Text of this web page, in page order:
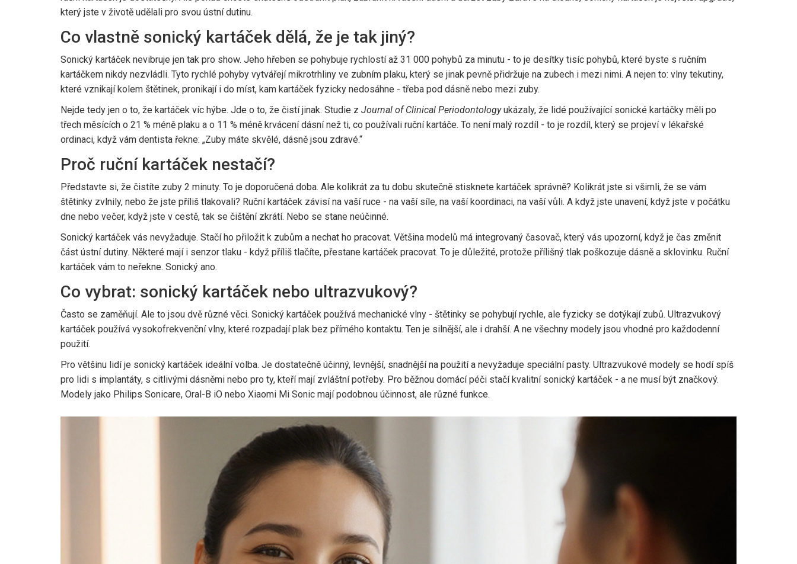
který jste v životě udělali pro svou ústní dutinu.
Co vlastně sonický kartáček dělá, že je tak jiný?
Sonický kartáček nevibruje jen tak pro show. Jeho hřeben se pohybuje rychlostí až 31 000 pohybů za minutu - to je desítky tisíc pohybů, které byste s ručním
kartáčkem nikdy nezvládli. Tyto rychlé pohyby vytvářejí mikrotrhliny ve zubním plaku, který se jinak pevně přidržuje na zubech i mezi nimi. A nejen to: vlny tekutiny,
které vznikají kolem štětinek, pronikají i do míst, kam kartáček fyzicky nedosáhne - třeba pod dásně nebo mezi zuby.
Nejde tedy jen o to, že kartáček víc hýbe. Jde o to, že čistí jinak. Studie z Journal of Clinical Periodontologyukázaly, že lidé používající sonické kartáčky měli po
třech měsících o 21 % méně plaku a o 11 % méně krvácení dásní než ti, co používali ruční kartáče. To není malý rozdíl - to je rozdíl, který se projeví v lékařské
ordinaci, když vám dentista řekne: „Zuby máte skvělé, dásně jsou zdravé.“
Proč ruční kartáček nestačí?
Představte si, že čistíte zuby 2 minuty. To je doporučená doba. Ale kolikrát za tu dobu skutečně stisknete kartáček správně? Kolikrát jste si všimli, že se vám
štětinky zvlnily, nebo že jste příliš tlakovali? Ruční kartáček závisí na vaší ruce - na vaší síle, na vaší koordinaci, na vaší vůli. A když jste unavení, když jste v počátku
dne nebo večer, když jste v cestě, tak se čištění zkrátí. Nebo se stane neúčinné.
Sonický kartáček vás nevyžaduje. Stačí ho přiložit k zubům a nechat ho pracovat. Většina modelů má integrovaný časovač, který vás upozorní, když je čas změnit
část ústní dutiny. Některé mají i senzor tlaku - když příliš tlačíte, přestane kartáček pracovat. To je důležité, protože přílišný tlak poškozuje dásně a sklovinku. Ruční
kartáček vám to neřekne. Sonický ano.
Co vybrat: sonický kartáček nebo ultrazvukový?
Často se zaměňují. Ale to jsou dvě různé věci. Sonický kartáček používá mechanické vlny - štětinky se pohybují rychle, ale fyzicky se dotýkají zubů. Ultrazvukový
kartáček používá vysokofrekvenční vlny, které rozpadají plak bez přímého kontaktu. Ten je silnější, ale i drahší. A ne všechny modely jsou vhodné pro každodenní
použití.
Pro většinu lidí je sonický kartáček ideální volba. Je dostatečně účinný, levnější, snadnější na použití a nevyžaduje speciální pasty. Ultrazvukové modely se hodí spíš
pro lidi s implantáty, s citlivými dásněmi nebo pro ty, kteří mají zvláštní potřeby. Pro běžnou domácí péči stačí kvalitní sonický kartáček - a ne musí být značkový.
Modely jako Philips Sonicare, Oral-B iO nebo Xiaomi Mi Sonic mají podobnou účinnost, ale různé funkce.